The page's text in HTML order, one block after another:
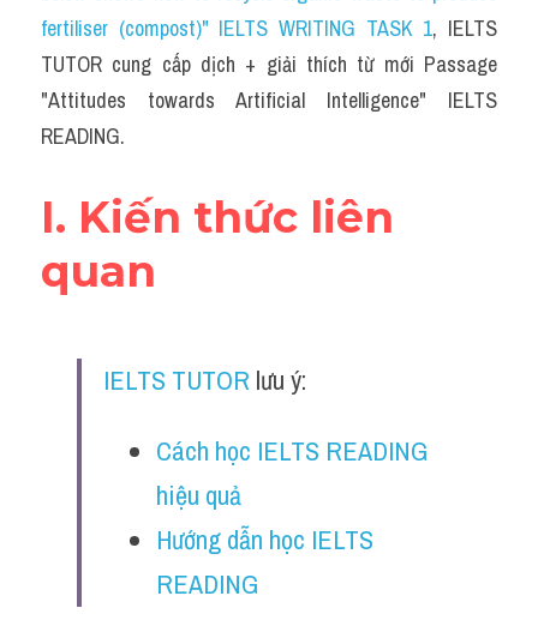
Social Issues
Đề thi THPT
IELTS Advice
Listening
Writing
Reading
Đề thi thật IELTS Reading
fertiliser (compost)" IELTS WRITING TASK 1, IELTS
TUTOR cung cấp dịch + giải thích từ mới Passage
"Attitudes towards Artificial Intelligence" IELTS
READING.
I. Kiến thức liên
quan
IELTS TUTOR lưu ý:
Cách học IELTS READING
hiệu quả
Hướng dẫn học IELTS
READING